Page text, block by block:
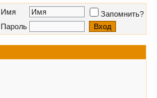
Имя
Запомнить?
Пароль